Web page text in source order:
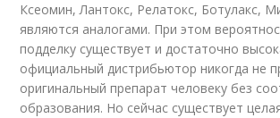
Ксеомин, Лантокс, Релатокс, Ботулакс,
являются аналогами. При этом
подделку существует и достаточно
официальный дистрибьютор никогда не
оригинальный препарат человеку без
образования. Но сейчас существует